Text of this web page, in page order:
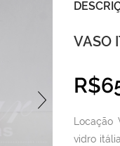
VASO
R$
vidro